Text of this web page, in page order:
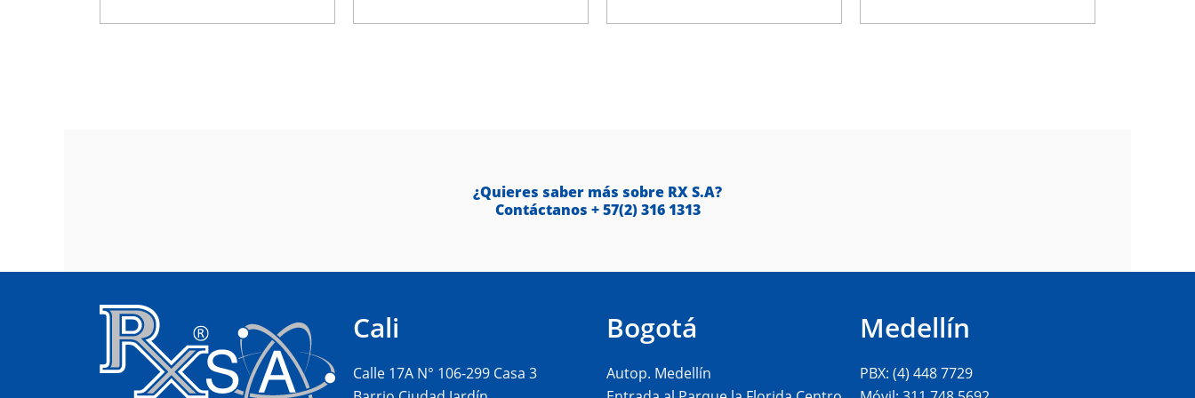
¿Quieres saber más sobre RX S.A?
Contáctanos + 57(2) 316 1313
Cali
Calle 17A N° 106-299 Casa 3
Bogotá
Autop. Medellín
Medellín
PBX: (4) 448 7729